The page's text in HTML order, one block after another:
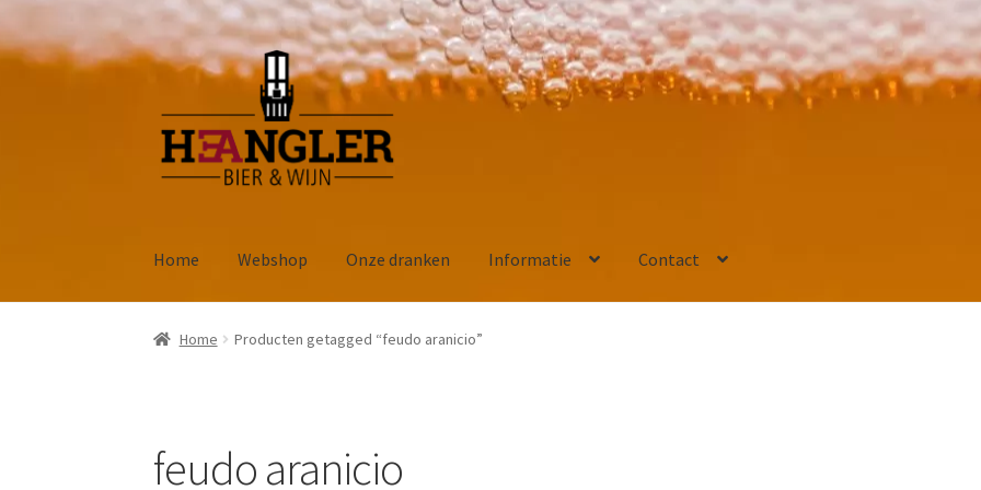
Ga
naar
navigatie
Ga
de
inhoud
Home Webshop Onze dranken Informatie Contact
Home Producten getagged “feudo aranicio”
feudo aranicio